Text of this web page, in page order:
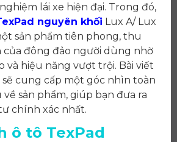
lái xe hiện đại. Trong đó,
nguyên khối Lux A/ Lux
sản phẩm tiên phong, thu
của đông đảo người dùng nhờ
và hiệu năng vượt trội. Bài viết
sẽ cung cấp một góc nhìn toàn
sản phẩm, giúp bạn đưa ra
chính xác nhất.
ô tô TexPad